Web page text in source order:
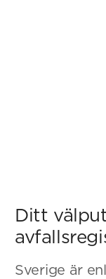
Ditt
Sverige är